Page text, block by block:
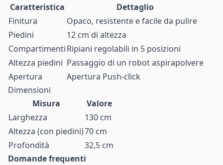
Caratteristica
Dettaglio
Finitura
Opaco, resistente e facile da pulire
Piedini
12 cm di altezza
CompartimentiRipiani regolabili in 5 posizioni
Altezza piedini Passaggio di un robot aspirapolvere
Apertura
Apertura Push-click
Dimensioni
Misura
Valore
Larghezza
130 cm
Altezza (con piedini)70 cm
Profondità
32,5 cm
Domande frequenti